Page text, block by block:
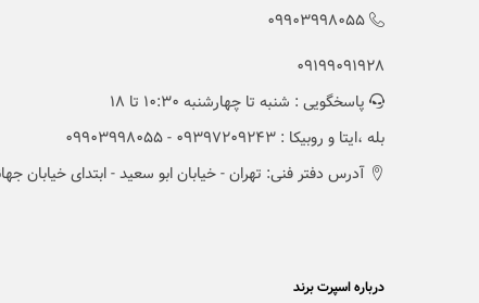
09903998055
09199091928
پاسخگویی : شنبه تا چهارشنبه 10:30 تا 18
بله ،ایتا و روبیکا : 09397209243 - 09903998055
آدرس دفتر فنی: تهران - خیابان ابو سعید - ابتدای خیابان
درباره اسپرت برند